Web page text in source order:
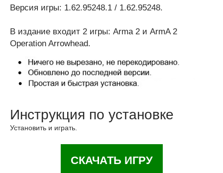
Версия игры: 1.62.95248.1 / 1.62.95248.
В издание входит 2 игры: Arma 2 и ArmA 2
Operation Arrowhead.
Инструкция по установке
Установить и играть.
СКАЧАТЬ ИГРУ